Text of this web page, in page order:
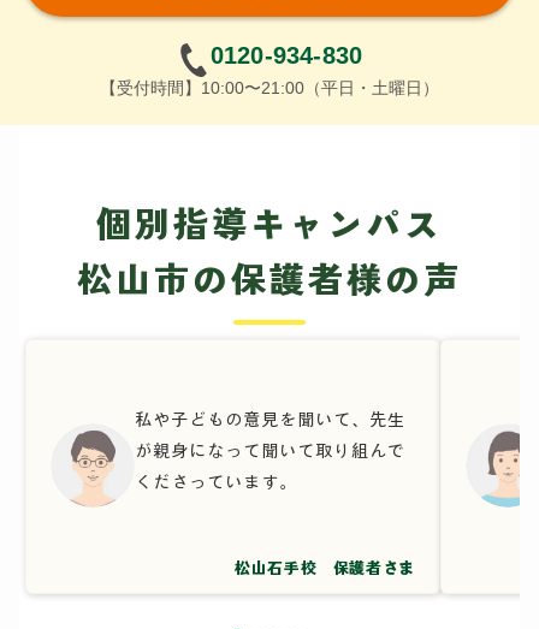
0120-934-830
【受付時間】10:00〜21:00（平日・土曜日）
個別指導キャンパス
松山市の保護者様の声
私や子どもの意見を聞いて、先生
が親身になって聞いて取り組んで
くださっています。
松山石手校 保護者さま